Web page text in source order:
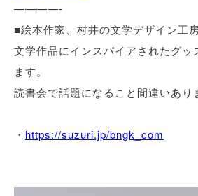
————-
■絵本作家、村井の文学デザイン工
文学作品にインスパイアされたグッ
ます。
読書会で話題になること間違いあり
・ https://suzuri.jp/bngk_com